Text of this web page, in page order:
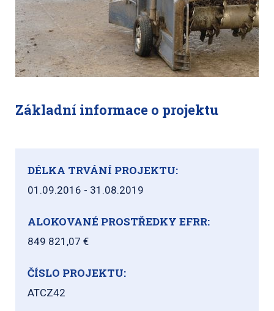
Základní informace o projektu
DÉLKA TRVÁNÍ PROJEKTU:
01.09.2016 - 31.08.2019
ALOKOVANÉ PROSTŘEDKY EFRR:
849 821,07 €
ČÍSLO PROJEKTU:
ATCZ42